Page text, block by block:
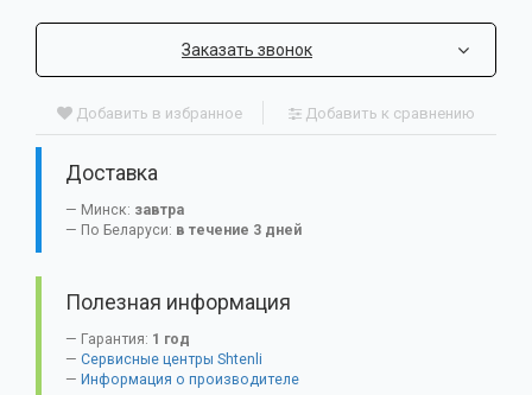
Заказать звонок
Добавить в избранное Добавить к сравнению
Доставка
Минск: завтра
По Беларуси: в течение 3 дней
Полезная информация
Гарантия: 1 год
Сервисные центры Shtenli
Информация о производителе